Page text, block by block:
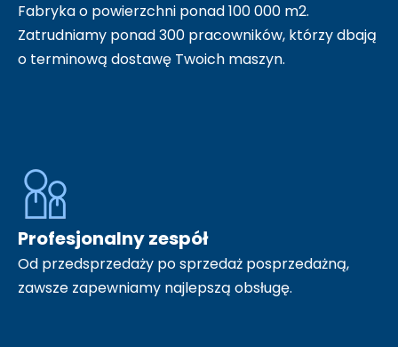
Fabryka o powierzchni ponad 100 000 m2.
Zatrudniamy ponad 300 pracowników, którzy dbają
o terminową dostawę Twoich maszyn.
Profesjonalny zespół
Od przedsprzedaży po sprzedaż posprzedażną,
zawsze zapewniamy najlepszą obsługę.